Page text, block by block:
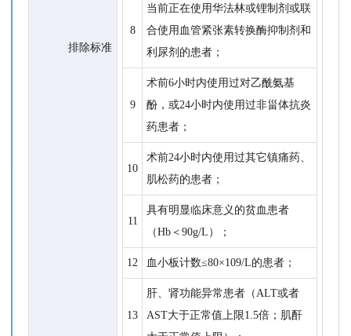
排除标准
8
当前正在使用华法林或锂制剂或联
合使用血管紧张素转换酶抑制剂和
利尿剂的患者；
9
术前6小时内使用过对乙酰氨基
酚，或24小时内使用过非甾体抗炎
药患者；
10
术前24小时内使用过其它镇痛药、
肌松药的患者；
11
具有明显临床意义的贫血患者
（Hb＜90g/L）；
12 血小板计数≤80×109/L的患者；
13
肝、肾功能异常患者（ALT或者
AST大于正常值上限1.5倍；肌酐